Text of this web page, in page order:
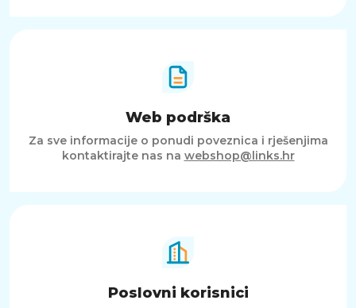
Web podrška
Za sve informacije o ponudi poveznica i rješenjima
kontaktirajte nas na webshop@links.hr
Poslovni korisnici